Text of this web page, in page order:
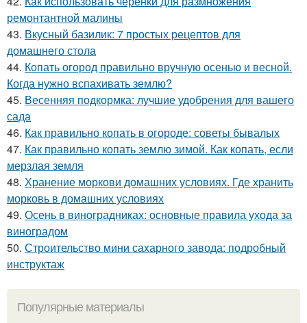
ремонтантной малины
43. Вкусный базилик: 7 простых рецептов для
домашнего стола
44. Копать огород правильно вручную осенью и весной.
Когда нужно вспахивать землю?
45. Весенняя подкормка: лучшие удобрения для вашего
сада
46. Как правильно копать в огороде: советы бывалых
47. Как правильно копать землю зимой. Как копать, если
мерзлая земля
48. Хранение моркови домашних условиях. Где хранить
морковь в домашних условиях
49. Осень в виноградниках: основные правила ухода за
виноградом
50. Строительство мини сахарного завода: подробный
инструктаж
Популярные материалы